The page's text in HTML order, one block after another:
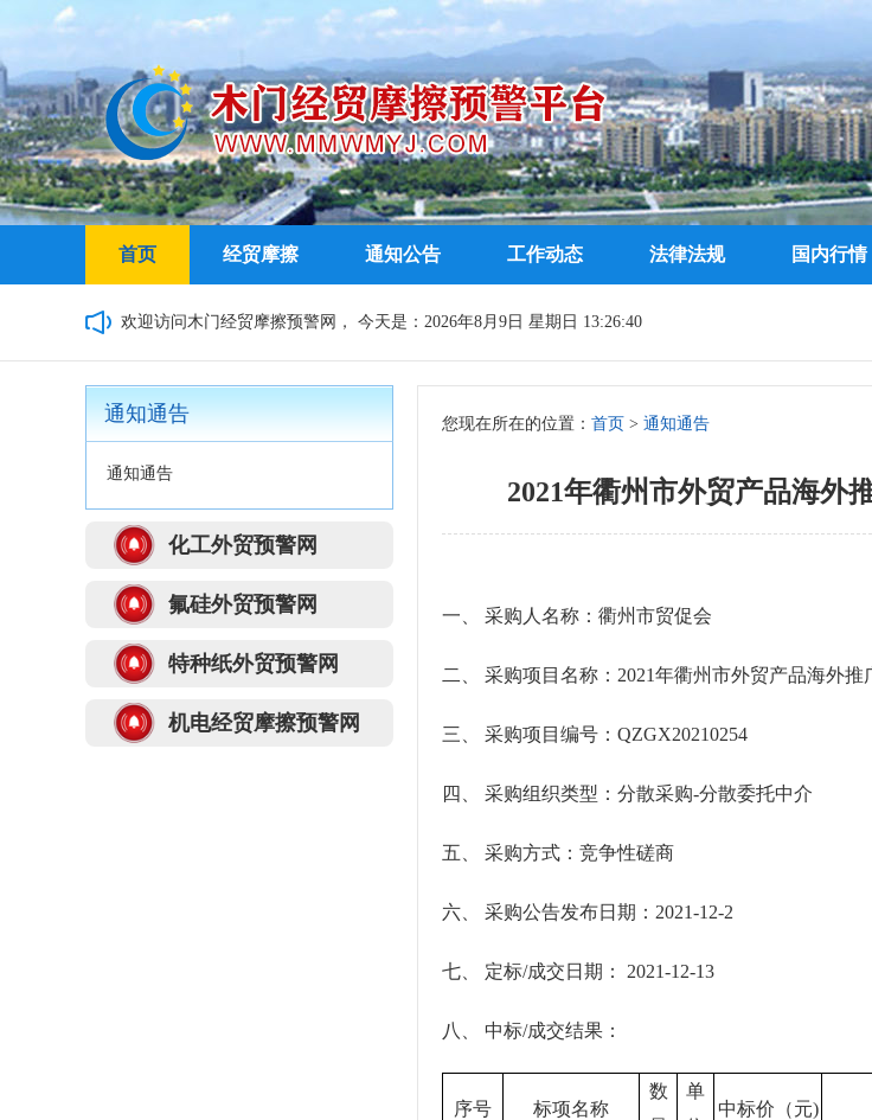
首页 经贸摩擦 通知公告 工作动态 法律法规 国内行情
欢迎访问木门经贸摩擦预警网， 今天是：2026年8月9日 星期日 13:26:41
通知通告
通知通告
化工外贸预警网
氟硅外贸预警网
特种纸外贸预警网
机电经贸摩擦预警网
您现在所在的位置： 首页 > 通知通告
2021年衢州市外贸产品海外
一、 采购人名称： 衢州市贸促会
二、 采购项目名称 ： 2021年衢州市外贸产品海外
三、 采购项目编号： QZGX20210254
四、 采购组织类型：分散采购-分散委托中介
五、 采购方式： 竞争性磋商
六、 采购公告发布日期： 2021-12-2
七、 定标/成交日期： 2021-12-13
八、 中标/成交结果：
序号 标项名称
数
单
中标价（元)